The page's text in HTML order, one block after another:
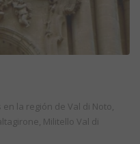
la región de Val di Noto,
Militello Val di